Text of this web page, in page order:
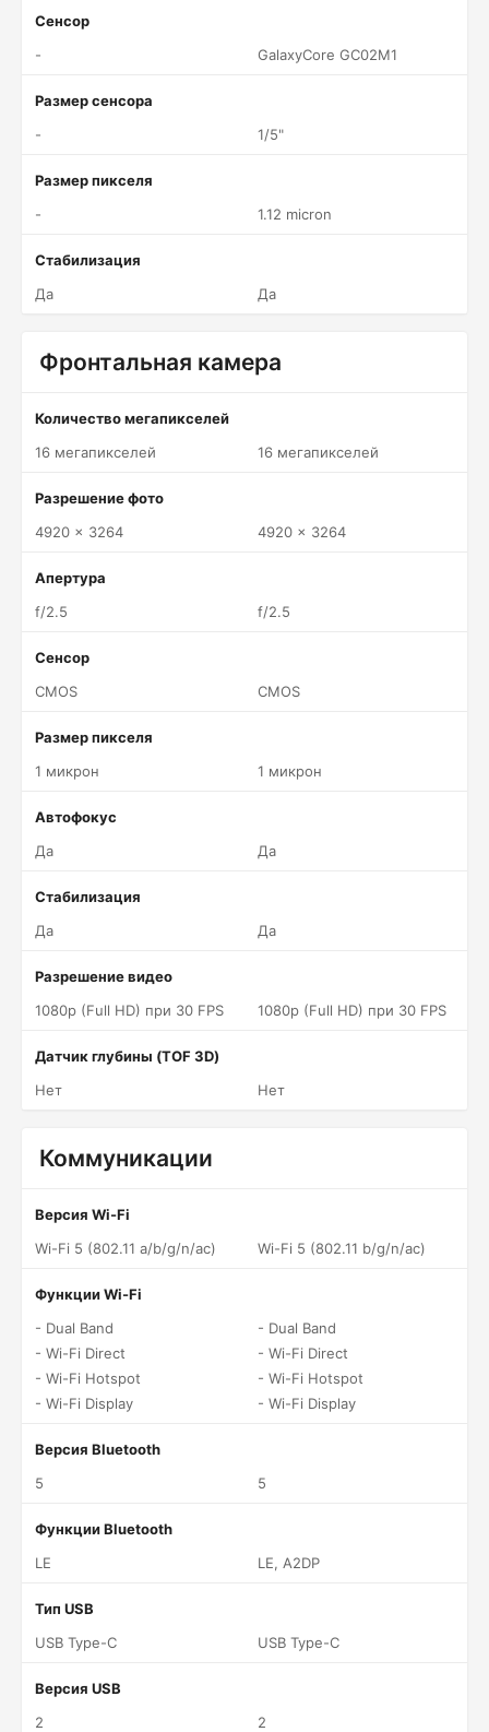
Сенсор
-
GalaxyCore GC02M1
Размер сенсора
-
1/5"
Размер пикселя
-
1.12 micron
Стабилизация
Да
Да
Фронтальная камера
Количество мегапикселей
16 мегапикселей
16 мегапикселей
Разрешение фото
4920 x 3264
4920 x 3264
Апертура
f/2.5
f/2.5
Сенсор
CMOS
CMOS
Размер пикселя
1 микрон
1 микрон
Автофокус
Да
Да
Стабилизация
Да
Да
Разрешение видео
1080p (Full HD) при 30 FPS
1080p (Full HD) при 30 FPS
Датчик глубины (TOF 3D)
Нет
Нет
Коммуникации
Версия Wi-Fi
Wi-Fi 5 (802.11 a/b/g/n/ac)
Wi-Fi 5 (802.11 b/g/n/ac)
Функции Wi-Fi
- Dual Band
- Wi-Fi Direct
- Wi-Fi Hotspot
- Wi-Fi Display
- Dual Band
- Wi-Fi Direct
- Wi-Fi Hotspot
- Wi-Fi Display
Версия Bluetooth
5
5
Функции Bluetooth
LE
LE, A2DP
Тип USB
USB Type-C
USB Type-C
Версия USB
2
2